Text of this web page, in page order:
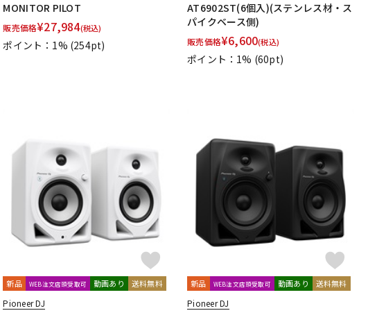
MONITOR PILOT
販売価格¥27,984(税込)
ポイント：1% (254pt)
AT6902ST(6個入)(ステンレス材・ス
パイクベース側)
販売価格¥6,600(税込)
ポイント：1% (60pt)
新品 WEB注文店頭受取可 動画あり 送料無料
Pioneer DJ
新品 WEB注文店頭受取可 動画あり 送料無料
Pioneer DJ